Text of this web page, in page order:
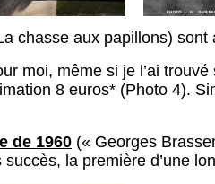
chasse aux papillons)
moi, même si je l’ai
8 euros* (Photo 4).
de 1960 (« Georges
succès, la première d’une